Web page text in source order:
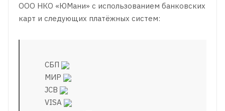
ООО НКО «ЮМани» с использованием банковских
карт и следующих платёжных систем:
СБП
МИР
JCB
VISA